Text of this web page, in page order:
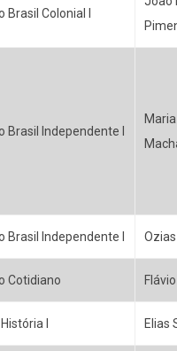
Brasil Colonial I
Brasil Independente I
Brasil Independente I
Cotidiano
I Elias